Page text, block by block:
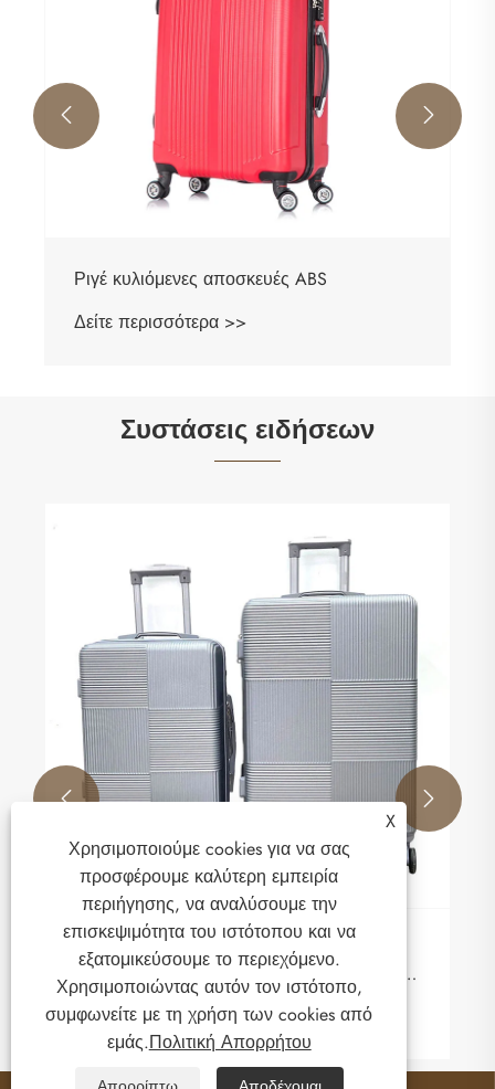
Ριγέ κυλιόμενες αποσκευές ABS
Δείτε περισσότερα >>
 
Συστάσεις ειδήσεων
Γιατί οι αποσκευές Art Geometric ABS
αλλάζουν το σύγχρονο ταξιδιωτικό στυλ και
την προστασία;
Δείτε περισσότερα >>
 
X
Χρησιμοποιούμε cookies για να σας
προσφέρουμε καλύτερη εμπειρία
περιήγησης, να αναλύσουμε την
επισκεψιμότητα του ιστότοπου και να
εξατομικεύσουμε το περιεχόμενο.
Χρησιμοποιώντας αυτόν τον ιστότοπο,
συμφωνείτε με τη χρήση των cookies από
εμάς.Πολιτική Απορρήτου